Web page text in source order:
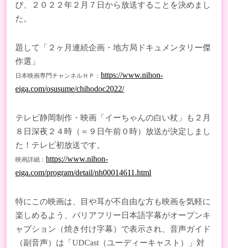
び、２０２２年２月７日から放送することを決めまし
た。
題して「２ヶ月連続企画・地方局ドキュメンタリー傑
作選」
日本映画専門チャンネルＨＰ：https://www.nihon-
eiga.com/osusume/chihodoc2022/
テレビ静岡制作・映画「イーちゃんの白い杖」も２月
８日深夜２４時（＝９日午前０時）放送が決定しまし
た！テレビ初放送です。
映画詳細：https://www.nihon-
eiga.com/program/detail/nh00014611.html
特にこの映画は、目や耳が不自由な方も映画を気軽に
楽しめるよう、バリアフリー日本語字幕がオープンキ
ャプション（焼き付け字幕）で表示され、音声ガイド
（副音声）は「UDCast（ユーディーキャスト）」対